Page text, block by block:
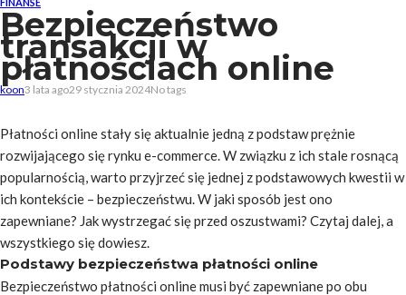
Bezpieczeństwo
transakcji w
płatnościach online
koon3 lata ago29 stycznia 2024No tags
Płatności online stały się aktualnie jedną z podstaw prężnie
rozwijającego się rynku e-commerce. W związku z ich stale rosnącą
popularnością, warto przyjrzeć się jednej z podstawowych kwestii w
ich kontekście – bezpieczeństwu. W jaki sposób jest ono
zapewniane? Jak wystrzegać się przed oszustwami? Czytaj dalej, a
wszystkiego się dowiesz.
Podstawy bezpieczeństwa płatności online
Bezpieczeństwo płatności online musi być zapewniane po obu